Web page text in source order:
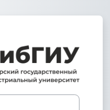
Зайти на